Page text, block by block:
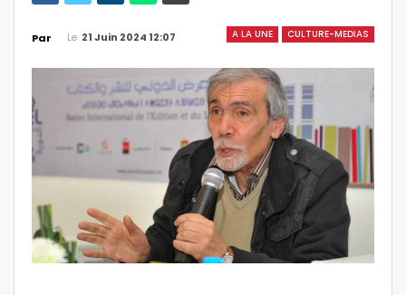
A LA UNE CULTURE-MEDIAS
Par Le 21 Juin 2024 12:07